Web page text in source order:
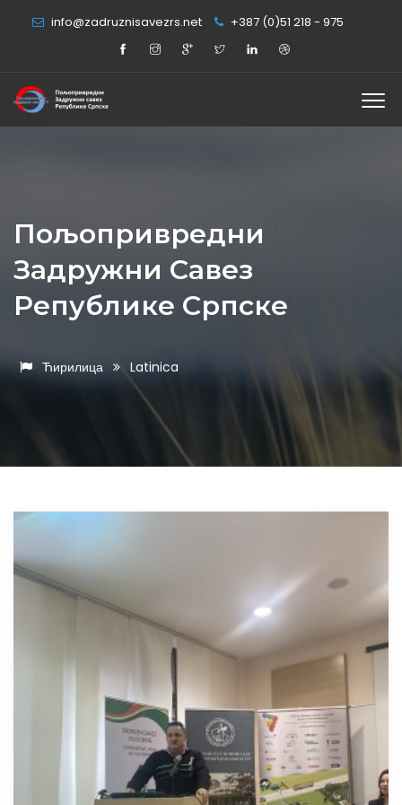
info@zadruznisavezrs.net +387 (0)51 218 - 975
Пољопривредни
Задружни Савез
Републике Српске
Ћирилица Latinica